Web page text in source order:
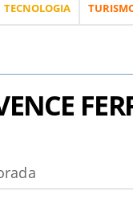
TECNOLOGIA